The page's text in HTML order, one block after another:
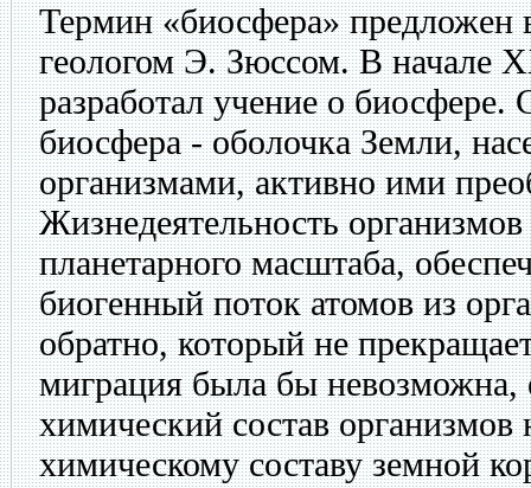
Термин «биосфера» предложен
геологом Э. Зюссом. В начале
разработал учение о биосфере.
биосфера - оболочка Земли,
организмами, активно ими
Жизнедеятельность
планетарного масштаба,
биогенный поток атомов из
обратно, который не
миграция была бы невозможна,
химический состав организмов
химическому составу земной